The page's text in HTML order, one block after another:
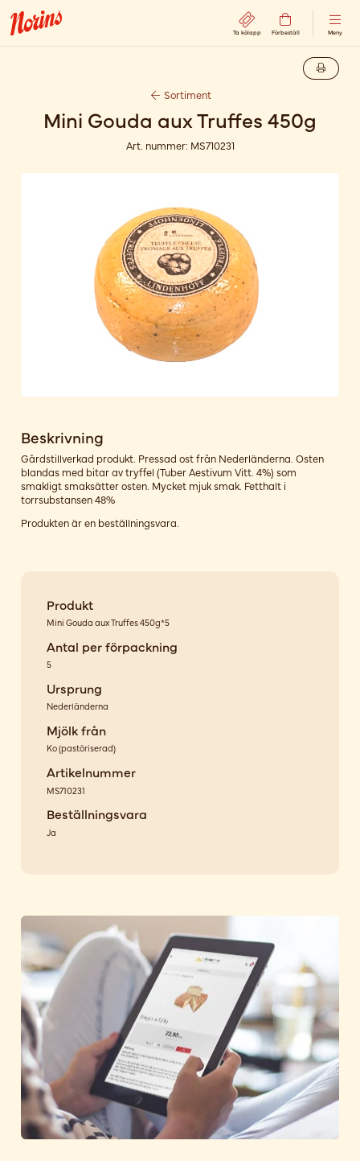
Ta kölapp Förbeställ Meny
Sortiment
Mini Gouda aux Truffes 450g
Art. nummer: MS710231
Beskrivning
Gårdstillverkad produkt. Pressad ost från Nederländerna. Osten
blandas med bitar av tryffel (Tuber Aestivum Vitt. 4%) som
smakligt smaksätter osten. Mycket mjuk smak. Fetthalt i
torrsubstansen 48%
Produkten är en beställningsvara.
Produkt
Mini Gouda aux Truffes 450g*5
Antal per förpackning
5
Ursprung
Nederländerna
Mjölk från
Ko(pastöriserad)
Artikelnummer
MS710231
Beställningsvara
Ja